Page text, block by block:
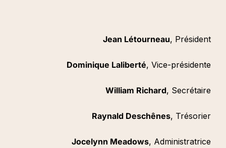
Jean Létourneau, Président
Dominique Laliberté, Vice-présidente
William Richard, Secrétaire
Raynald Deschênes, Trésorier
Jocelynn Meadows, Administratrice